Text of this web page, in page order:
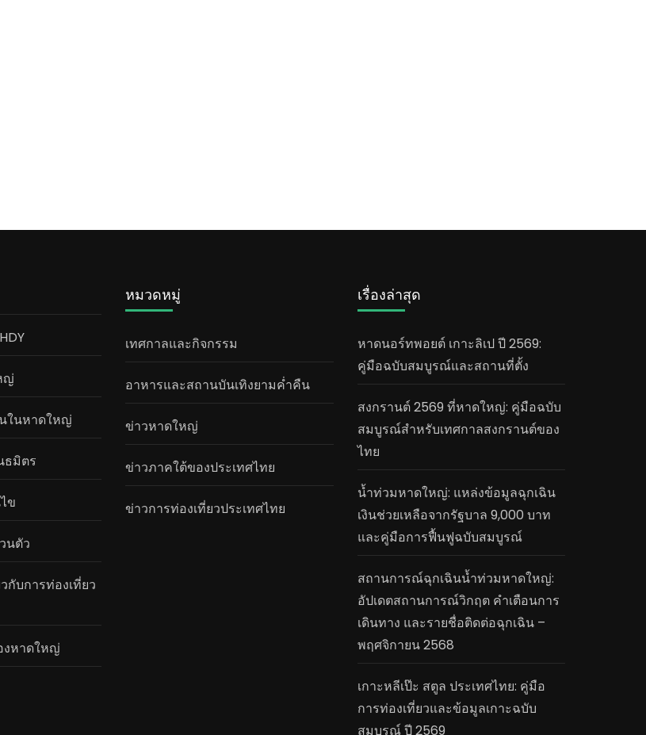
ญ่
ในหาดใหญ่
ธมิตร
ข
นตัว
กับการท่องเที่ยว
งหาดใหญ่
หมวดหมู่
เทศกาลและกิจกรรม
อาหารและสถานบันเทิงยามค่ำคืน
ข่าวหาดใหญ่
ข่าวภาคใต้ของประเทศไทย
ข่าวการท่องเที่ยวประเทศไทย
เรื่องล่าสุด
หาดนอร์ทพอยต์ เกาะลิเป ปี 2569:
คู่มือฉบับสมบูรณ์และสถานที่ตั้ง
สงกรานต์ 2569 ที่หาดใหญ่: คู่มือฉบับ
สมบูรณ์สำหรับเทศกาลสงกรานต์ของ
ไทย
น้ำท่วมหาดใหญ่: แหล่งข้อมูลฉุกเฉิน
เงินช่วยเหลือจากรัฐบาล 9,000 บาท
และคู่มือการฟื้นฟูฉบับสมบูรณ์
สถานการณ์ฉุกเฉินน้ำท่วมหาดใหญ่:
อัปเดตสถานการณ์วิกฤต คำเตือนการ
เดินทาง และรายชื่อติดต่อฉุกเฉิน –
พฤศจิกายน 2568
เกาะหลีเป๊ะ สตูล ประเทศไทย: คู่มือ
การท่องเที่ยวและข้อมูลเกาะฉบับ
สมบูรณ์ ปี 2569